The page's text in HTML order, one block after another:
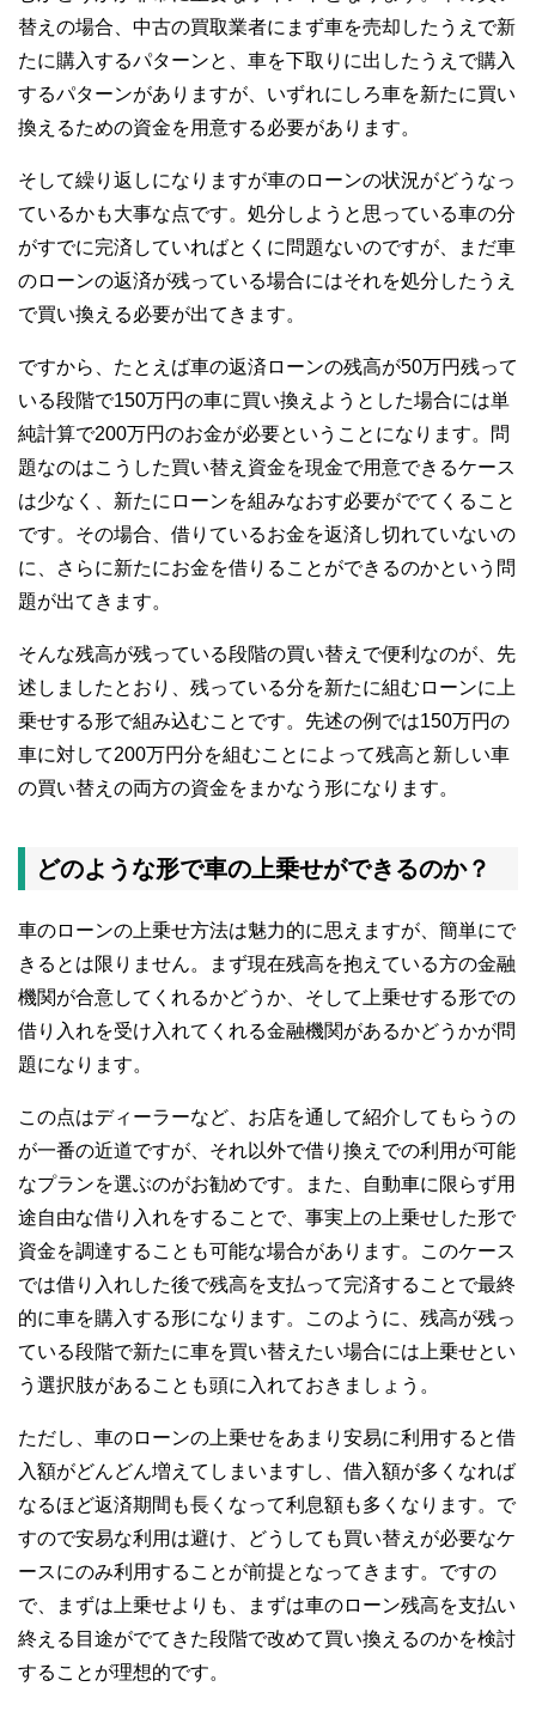
替えの場合、中古の買取業者にまず車を売却したうえで新
たに購入するパターンと、車を下取りに出したうえで購入
するパターンがありますが、いずれにしろ車を新たに買い
換えるための資金を用意する必要があります。
そして繰り返しになりますが車のローンの状況がどうなっ
ているかも大事な点です。処分しようと思っている車の分
がすでに完済していればとくに問題ないのですが、まだ車
のローンの返済が残っている場合にはそれを処分したうえ
で買い換える必要が出てきます。
ですから、たとえば車の返済ローンの残高が50万円残って
いる段階で150万円の車に買い換えようとした場合には単
純計算で200万円のお金が必要ということになります。問
題なのはこうした買い替え資金を現金で用意できるケース
は少なく、新たにローンを組みなおす必要がでてくること
です。その場合、借りているお金を返済し切れていないの
に、さらに新たにお金を借りることができるのかという問
題が出てきます。
そんな残高が残っている段階の買い替えで便利なのが、先
述しましたとおり、残っている分を新たに組むローンに上
乗せする形で組み込むことです。先述の例では150万円の
車に対して200万円分を組むことによって残高と新しい車
の買い替えの両方の資金をまかなう形になります。
どのような形で車の上乗せができるのか？
車のローンの上乗せ方法は魅力的に思えますが、簡単にで
きるとは限りません。まず現在残高を抱えている方の金融
機関が合意してくれるかどうか、そして上乗せする形での
借り入れを受け入れてくれる金融機関があるかどうかが問
題になります。
この点はディーラーなど、お店を通して紹介してもらうの
が一番の近道ですが、それ以外で借り換えでの利用が可能
なプランを選ぶのがお勧めです。また、自動車に限らず用
途自由な借り入れをすることで、事実上の上乗せした形で
資金を調達することも可能な場合があります。このケース
では借り入れした後で残高を支払って完済することで最終
的に車を購入する形になります。このように、残高が残っ
ている段階で新たに車を買い替えたい場合には上乗せとい
う選択肢があることも頭に入れておきましょう。
ただし、車のローンの上乗せをあまり安易に利用すると借
入額がどんどん増えてしまいますし、借入額が多くなれば
なるほど返済期間も長くなって利息額も多くなります。で
すので安易な利用は避け、どうしても買い替えが必要なケ
ースにのみ利用することが前提となってきます。ですの
で、まずは上乗せよりも、まずは車のローン残高を支払い
終える目途がでてきた段階で改めて買い換えるのかを検討
することが理想的です。